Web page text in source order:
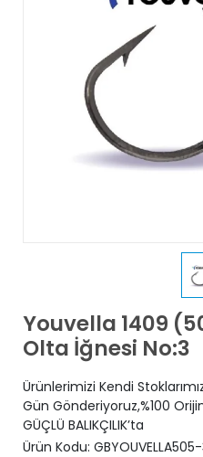
Youvella 1409
Olta İğnesi No:3
Ürünlerimizi Kendi
Gün Gönderiyoruz,%100
GÜÇLÜ BALIKÇILIK’ta
Ürün Kodu: